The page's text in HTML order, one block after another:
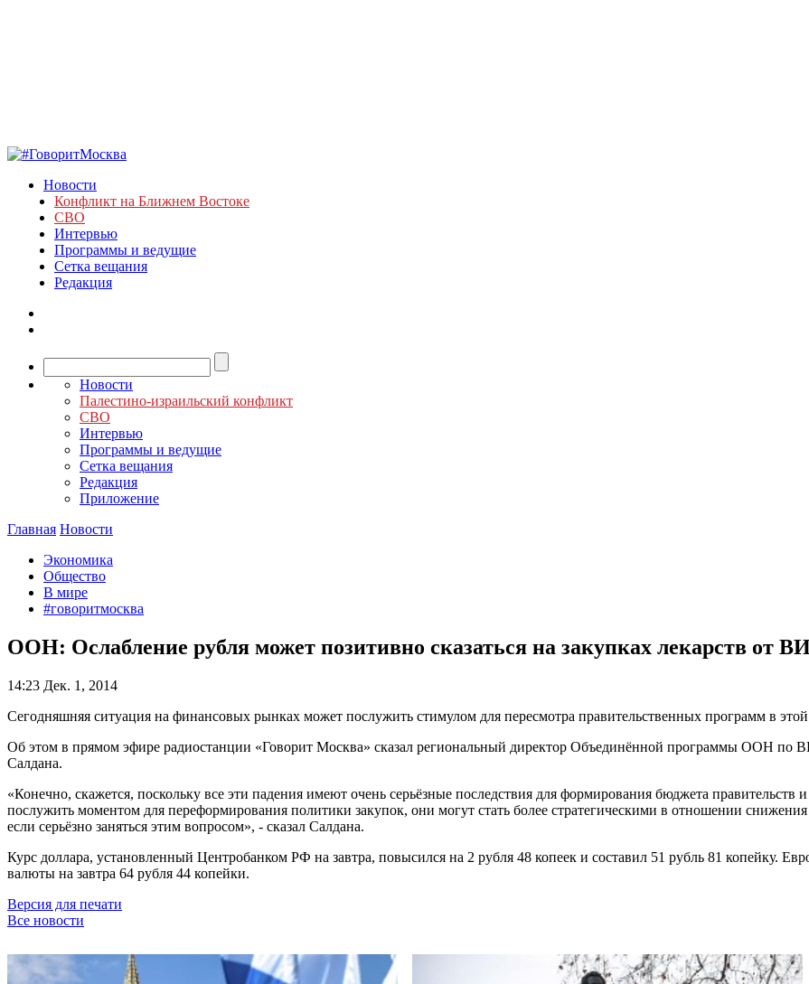
Новости
Конфликт на Ближнем Востоке
СВО
Интервью
Программы и ведущие
Сетка вещания
Редакция
Новости
Палестино-израильский конфликт
СВО
Интервью
Программы и ведущие
Сетка вещания
Редакция
Приложение
Главная Новости
Экономика
Общество
В мире
#говоритмосква
ООН: Ослабление рубля может позитивно сказаться на закупках лекарств от
14:23 Дек. 1, 2014
Сегодняшняя ситуация на финансовых рынках может послужить стимулом для пересмотра правительственных программ в этой
Об этом в прямом эфире радиостанции «Говорит Москва» сказал региональный директор Объединённой программы ООН
Салдана.
«Конечно, скажется, поскольку все эти падения имеют очень серьёзные последствия для формирования бюджета
послужить моментом для переформирования политики закупок, они могут стать более стратегическими в отношении
если серьёзно заняться этим вопросом», - сказал Салдана.
Курс доллара, установленный Центробанком РФ на завтра, повысился на 2 рубля 48 копеек и составил 51 рубль 81 копейку.
валюты на завтра 64 рубля 44 копейки.
Версия для печати
Все новости